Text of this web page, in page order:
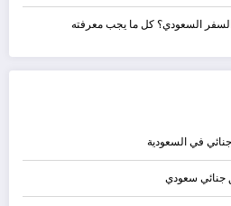
السعودي؟ كل ما يجب معرفته
في السعودية
جنائي سعودي